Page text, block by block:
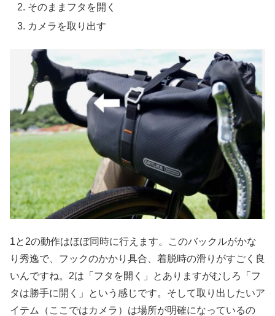
そのままフタを開く
カメラを取り出す
1と2の動作はほぼ同時に行えます。このバックルがかな
り秀逸で、フックのかかり具合、着脱時の滑りがすごく良
いんですね。2は「フタを開く」とありますがむしろ「フ
タは勝手に開く」という感じです。そして取り出したいア
イテム（ここではカメラ）は場所が明確になっているの